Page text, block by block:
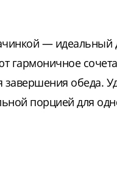
— идеальный
гармоничное
завершения обеда.
порцией для